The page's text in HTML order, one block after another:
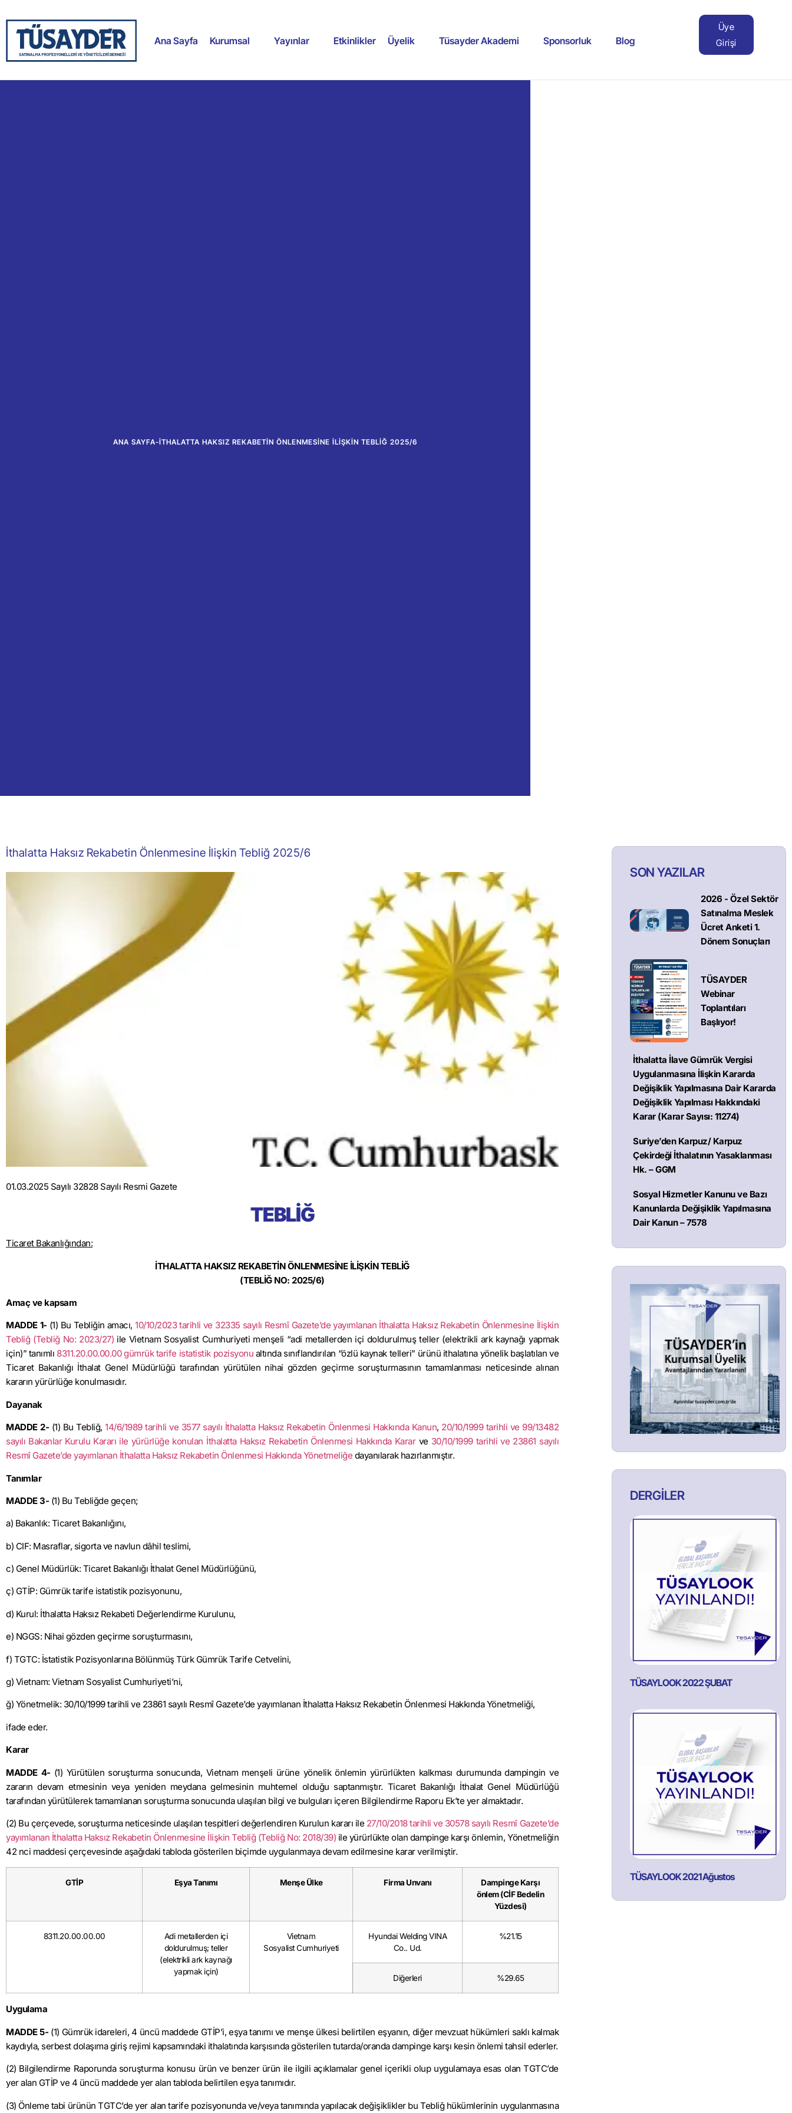
Ana Sayfa Kurumsal Yayınlar Etkinlikler Üyelik Tüsayder Akademi Sponsorluk Blog
Üye
Girişi
ANA SAYFA-İTHALATTA HAKSIZ REKABETIN ÖNLENMESINE İLIŞKIN TEBLIĞ 2025/6
İthalatta Haksız Rekabetin Önlenmesine İlişkin Tebliğ 2025/6
01.03.2025 Sayılı 32828 Sayılı Resmi Gazete
TEBLİĞ
Ticaret Bakanlığından:
İTHALATTA HAKSIZ REKABETİN ÖNLENMESİNE İLİŞKİN TEBLİĞ
(TEBLİĞ NO: 2025/6)
Amaç ve kapsam
MADDE 1- (1) Bu Tebliğin amacı,10/10/2023 tarihli ve 32335 sayılı Resmî Gazete’de yayımlanan İthalatta Haksız Rekabetin Önlenmesine İlişkin
Tebliğ (Tebliğ No: 2023/27) ile Vietnam Sosyalist Cumhuriyeti menşeli “adi metallerden içi doldurulmuş teller (elektrikli ark kaynağı yapmak
için)” tanımlı 8311.20.00.00.00 gümrük tarife istatistik pozisyonu altında sınıflandırılan “özlü kaynak telleri” ürünü ithalatına yönelik başlatılan ve
Ticaret Bakanlığı İthalat Genel Müdürlüğü tarafından yürütülen nihai gözden geçirme soruşturmasının tamamlanması neticesinde alınan
kararın yürürlüğe konulmasıdır.
Dayanak
MADDE 2- (1) Bu Tebliğ, 14/6/1989 tarihli ve 3577 sayılı İthalatta Haksız Rekabetin Önlenmesi Hakkında Kanun, 20/10/1999 tarihli ve 99/13482
sayılı Bakanlar Kurulu Kararı ile yürürlüğe konulan İthalatta Haksız Rekabetin Önlenmesi Hakkında Kararve 30/10/1999 tarihli ve 23861 sayılı
Resmî Gazete’de yayımlanan İthalatta Haksız Rekabetin Önlenmesi Hakkında Yönetmeliğe dayanılarak hazırlanmıştır.
Tanımlar
MADDE 3- (1) Bu Tebliğde geçen;
a) Bakanlık: Ticaret Bakanlığını,
b) CIF: Masraflar, sigorta ve navlun dâhil teslimi,
c) Genel Müdürlük: Ticaret Bakanlığı İthalat Genel Müdürlüğünü,
ç) GTİP: Gümrük tarife istatistik pozisyonunu,
d) Kurul: İthalatta Haksız Rekabeti Değerlendirme Kurulunu,
e) NGGS: Nihai gözden geçirme soruşturmasını,
f) TGTC: İstatistik Pozisyonlarına Bölünmüş Türk Gümrük Tarife Cetvelini,
g) Vietnam: Vietnam Sosyalist Cumhuriyeti’ni,
ğ) Yönetmelik: 30/10/1999 tarihli ve 23861 sayılı Resmî Gazete’de yayımlanan İthalatta Haksız Rekabetin Önlenmesi Hakkında Yönetmeliği,
ifade eder.
Karar
MADDE 4- (1) Yürütülen soruşturma sonucunda, Vietnam menşeli ürüne yönelik önlemin yürürlükten kalkması durumunda dampingin ve
zararın devam etmesinin veya yeniden meydana gelmesinin muhtemel olduğu saptanmıştır. Ticaret Bakanlığı İthalat Genel Müdürlüğü
tarafından yürütülerek tamamlanan soruşturma sonucunda ulaşılan bilgi ve bulguları içeren Bilgilendirme Raporu Ek’te yer almaktadır.
(2) Bu çerçevede, soruşturma neticesinde ulaşılan tespitleri değerlendiren Kurulun kararı ile 27/10/2018 tarihli ve 30578 sayılı Resmî Gazete’de
yayımlanan İthalatta Haksız Rekabetin Önlenmesine İlişkin Tebliğ (Tebliğ No: 2018/39) ile yürürlükte olan dampinge karşı önlemin, Yönetmeliğin
42 nci maddesi çerçevesinde aşağıdaki tabloda gösterilen biçimde uygulanmaya devam edilmesine karar verilmiştir.
GTİP Eşya Tanımı Menşe Ülke Firma Unvanı
Dampinge Karşı
önlem (CİF Bedelin
Yüzdesi)
8311.20.00.00.00
Adi metallerden içi
doldurulmuş; teller
(elektrikli ark kaynağı
yapmak için)
Vietnam
Sosyalist Cumhuriyeti
Hyundai Welding VINA
Co.. Ud.
%21.15
Diğerleri %29.65
Uygulama
MADDE 5- (1) Gümrük idareleri, 4 üncü maddede GTİP’i, eşya tanımı ve menşe ülkesi belirtilen eşyanın, diğer mevzuat hükümleri saklı kalmak
kaydıyla, serbest dolaşıma giriş rejimi kapsamındaki ithalatında karşısında gösterilen tutarda/oranda dampinge karşı kesin önlemi tahsil ederler.
(2) Bilgilendirme Raporunda soruşturma konusu ürün ve benzer ürün ile ilgili açıklamalar genel içerikli olup uygulamaya esas olan TGTC’de
yer alan GTİP ve 4 üncü maddede yer alan tabloda belirtilen eşya tanımıdır.
(3) Önleme tabi ürünün TGTC’de yer alan tarife pozisyonunda ve/veya tanımında yapılacak değişiklikler bu Tebliğ hükümlerinin uygulanmasına
SON YAZILAR
2026 - Özel Sektör
Satınalma Meslek
Ücret Anketi 1.
Dönem Sonuçları
TÜSAYDER
Webinar
Toplantıları
Başlıyor!
İthalatta İlave Gümrük Vergisi
Uygulanmasına İlişkin Kararda
Değişiklik Yapılmasına Dair Kararda
Değişiklik Yapılması Hakkındaki
Karar (Karar Sayısı: 11274)
Suriye’den Karpuz/ Karpuz
Çekirdeği İthalatının Yasaklanması
Hk. – GGM
Sosyal Hizmetler Kanunu ve Bazı
Kanunlarda Değişiklik Yapılmasına
Dair Kanun – 7578
DERGİLER
TÜSAYLOOK 2022 ŞUBAT
TÜSAYLOOK 2021 Ağustos